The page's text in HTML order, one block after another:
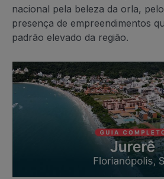
nacional pela beleza da orla,
presença de empreendimentos
padrão elevado da região.